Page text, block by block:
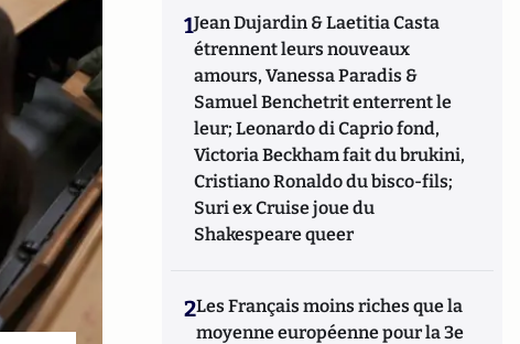
1Jean Dujardin & Laetitia Casta
étrennent leurs nouveaux
amours, Vanessa Paradis &
Samuel Benchetrit enterrent le
leur; Leonardo di Caprio fond,
Victoria Beckham fait du brukini,
Cristiano Ronaldo du bisco-fils;
Suri ex Cruise joue du
Shakespeare queer
2Les Français moins riches que la
moyenne européenne pour la 3e